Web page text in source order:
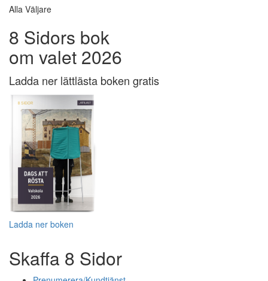
Alla Väljare
8 Sidors bok
om valet 2026
Ladda ner lättlästa boken gratis
Ladda ner boken
Skaffa 8 Sidor